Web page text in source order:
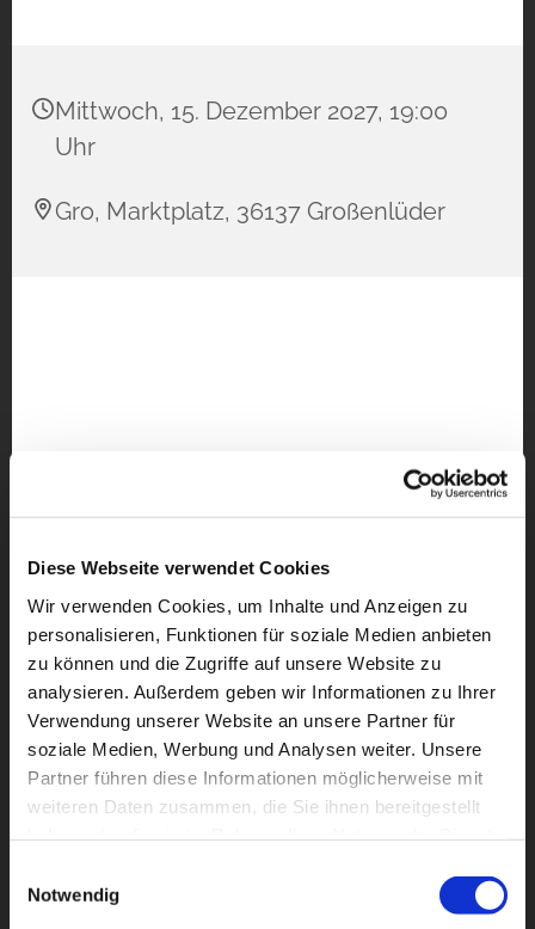
Diese Webseite verwendet Cookies
Wir verwenden Cookies, um Inhalte und Anzeigen zu
personalisieren, Funktionen für soziale Medien anbieten
zu können und die Zugriffe auf unsere Website zu
analysieren. Außerdem geben wir Informationen zu Ihrer
Verwendung unserer Website an unsere Partner für
soziale Medien, Werbung und Analysen weiter. Unsere
Partner führen diese Informationen möglicherweise mit
weiteren Daten zusammen, die Sie ihnen bereitgestellt
Notwendig
Mittwoch, 15. Dezember 2027, 19:00
Uhr
Gro, Marktplatz, 36137 Großenlüder
Dies könnte Sie auch
interessieren